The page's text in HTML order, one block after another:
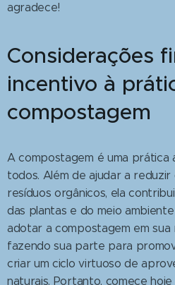
agradece!
Considerações
incentivo à
compostagem
A compostagem é uma prática
todos. Além de ajudar a
resíduos orgânicos, ela
das plantas e do meio
adotar a compostagem em
fazendo sua parte para
criar um ciclo virtuoso de
naturais. Portanto, comece